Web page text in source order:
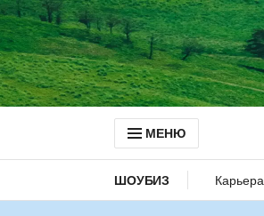
МЕНЮ
ШОУБИЗ Карьера